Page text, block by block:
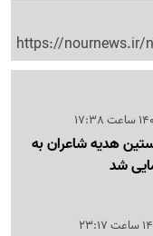
https://nournews.ir/
هدیه شاعران به
شد